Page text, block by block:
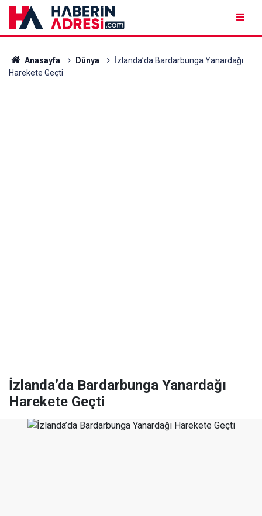
Anasayfa Dünya
İzlanda’da Bardarbunga Yanardağı
Harekete Geçti
İzlanda’da Bardarbunga Yanardağı
Harekete Geçti